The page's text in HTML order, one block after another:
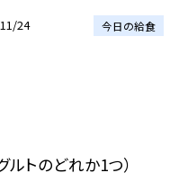
24 今日の給食
ルトのどれか1つ）